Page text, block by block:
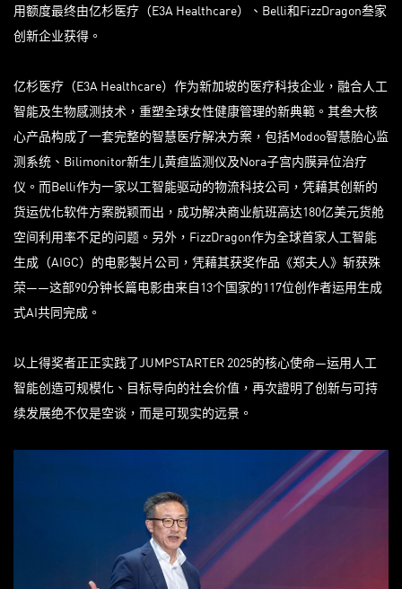
用额度最终由亿杉医疗（E3A Healthcare）、Belli和FizzDragon叁家
创新企业获得。
亿杉医疗（E3A Healthcare）作为新加坡的医疗科技企业，融合人工
智能及生物感测技术，重塑全球女性健康管理的新典範。其叁大核
心产品构成了一套完整的智慧医疗解决方案，包括Modoo智慧胎心监
测系统、Bilimonitor新生儿黄疸监测仪及Nora子宫内膜异位治疗
仪。而Belli作为一家以工智能驱动的物流科技公司，凭藉其创新的
货运优化软件方案脱颖而出，成功解决商业航班高达180亿美元货舱
空间利用率不足的问题。另外，FizzDragon作为全球首家人工智能
生成（AIGC）的电影製片公司，凭藉其获奖作品《郑夫人》斩获殊
荣——这部90分钟长篇电影由来自13个国家的117位创作者运用生成
式AI共同完成。
以上得奖者正正实践了JUMPSTARTER 2025的核心使命—运用人工
智能创造可规模化、目标导向的社会价值，再次證明了创新与可持
续发展绝不仅是空谈，而是可现实的远景。